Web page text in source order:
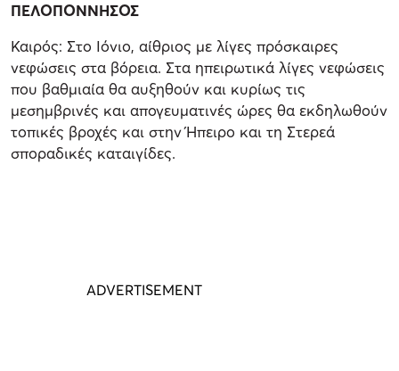
ΠΕΛΟΠΟΝΝΗΣΟΣ
Καιρός: Στο Ιόνιο, αίθριος με λίγες πρόσκαιρες
νεφώσεις στα βόρεια. Στα ηπειρωτικά λίγες νεφώσεις
που βαθμιαία θα αυξηθούν και κυρίως τις
μεσημβρινές και απογευματινές ώρες θα εκδηλωθούν
τοπικές βροχές και στην Ήπειρο και τη Στερεά
σποραδικές καταιγίδες.